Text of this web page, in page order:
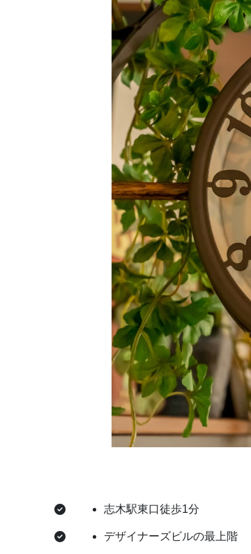
志木駅東口徒歩1分
デザイナーズビルの最上階